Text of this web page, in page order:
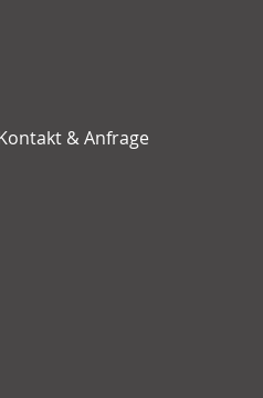
& Anfrage